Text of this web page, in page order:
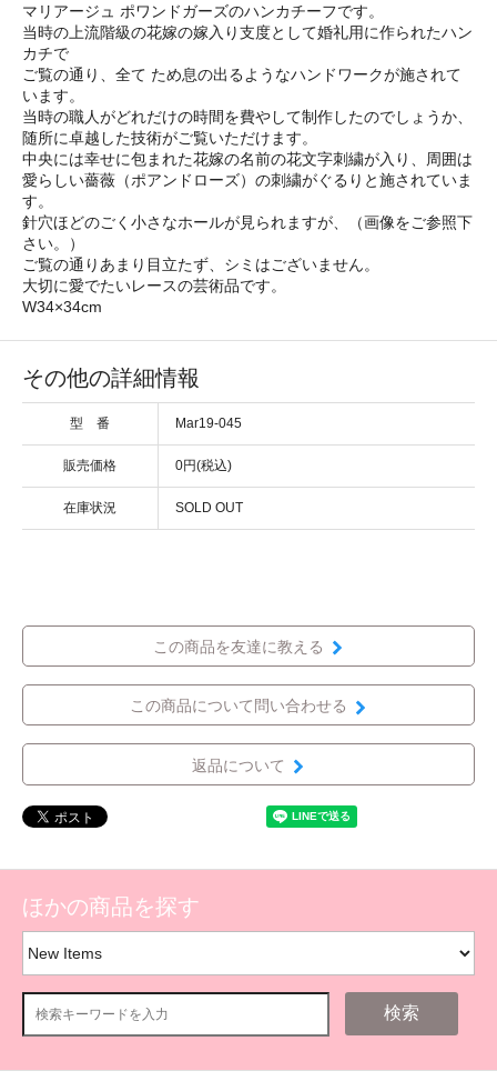
マリアージュ ポワンドガーズのハンカチーフです。
当時の上流階級の花嫁の嫁入り支度として婚礼用に作られたハン
カチで
ご覧の通り、全て ため息の出るようなハンドワークが施されて
います。
当時の職人がどれだけの時間を費やして制作したのでしょうか、
随所に卓越した技術がご覧いただけます。
中央には幸せに包まれた花嫁の名前の花文字刺繍が入り、周囲は
愛らしい薔薇（ポアンドローズ）の刺繍がぐるりと施されていま
す。
針穴ほどのごく小さなホールが見られますが、（画像をご参照下
さい。）
ご覧の通りあまり目立たず、シミはございません。
大切に愛でたいレースの芸術品です。
W34×34cm
その他の詳細情報
型 番 Mar19-045
販売価格 0円(税込)
在庫状況 SOLD OUT
この商品を友達に教える
この商品について問い合わせる
返品について
ほかの商品を探す
検索